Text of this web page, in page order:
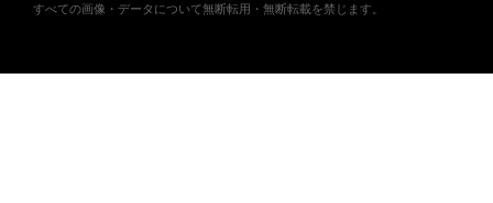
すべての画像・データについて無断転用・無断転載を禁じます。